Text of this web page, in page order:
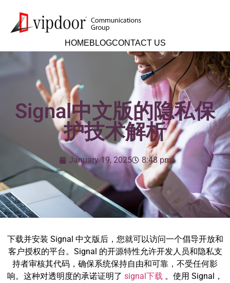
HOMEBLOGCONTACT US
Signal中文版的隐私保
护技术解析
January 19, 2025 8:48 pm
下载并安装 Signal 中文版后，您就可以访问一个倡导开放和
客户授权的平台。Signal 的开源特性允许开发人员和隐私支
持者审核其代码，确保系统保持自由和可靠，不受任何影
响。这种对透明度的承诺证明了 signal下载 。使用 Signal，